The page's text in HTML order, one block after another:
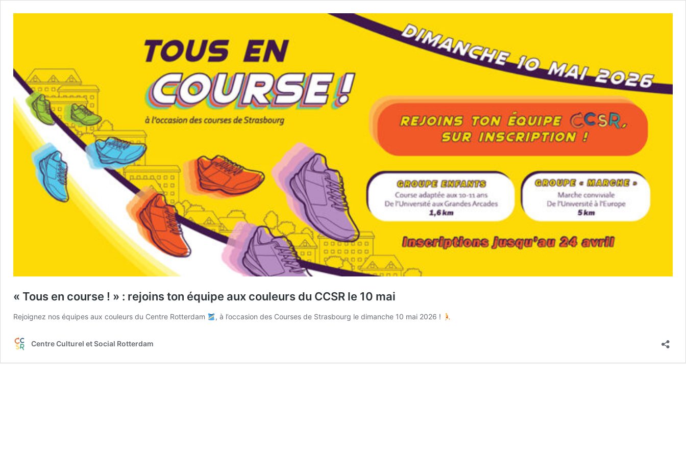
« Tous en course ! » : rejoins ton équipe aux couleurs du CCSR le 10 mai
Rejoignez nos équipes aux couleurs du Centre Rotterdam , à l’occasion des Courses de Strasbourg le dimanche 10 mai 2026 !
Centre Culturel et Social Rotterdam